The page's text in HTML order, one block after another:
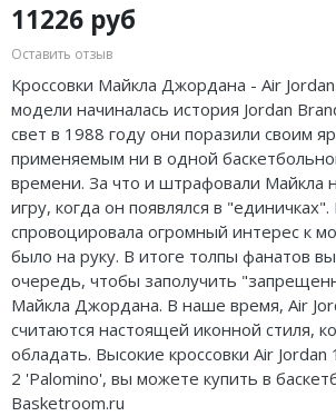
11226 руб
Оставить отзыв
Кроссовки Майкла Джордана - Air
модели начиналась история Jordan
свет в 1988 году они поразили своим
применяемым ни в одной
времени. За что и штрафовали Майкла
игру, когда он появлялся в
спровоцировала огромный интерес к
было на руку. В итоге толпы фанатов
очередь, чтобы заполучить
Майкла Джордана. В наше время, Air
считаются настоящей иконной стиля,
обладать. Высокие кроссовки Air Jordan
2 'Palomino', вы можете купить в
Basketroom.ru
Nike Initiator
Nike Pegasus
Nike Precision
Nike Hyperdunk
Nike Hyperset
Nike Cosmic Unity
Nike Air Deldon
Nike Sabrina
adidas adiFOM
adidas Adizero
adidas Harden
adidas Dame
adidas AE
Adidas Yeezy Boost 350 V2